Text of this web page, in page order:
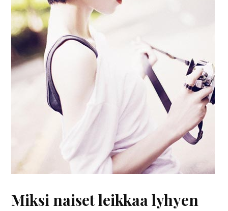
Miksi naiset leikkaa lyhyen